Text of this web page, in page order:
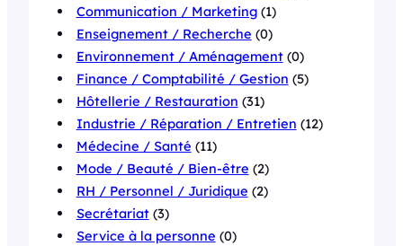
Communication / Marketing(1)
Enseignement / Recherche (0)
Environnement / Aménagement(0)
Finance / Comptabilité / Gestion (5)
Hôtellerie / Restauration (31)
Industrie / Réparation / Entretien (12)
Médecine / Santé (11)
Mode / Beauté / Bien-être (2)
RH / Personnel / Juridique (2)
Secrétariat(3)
Service à la personne (0)